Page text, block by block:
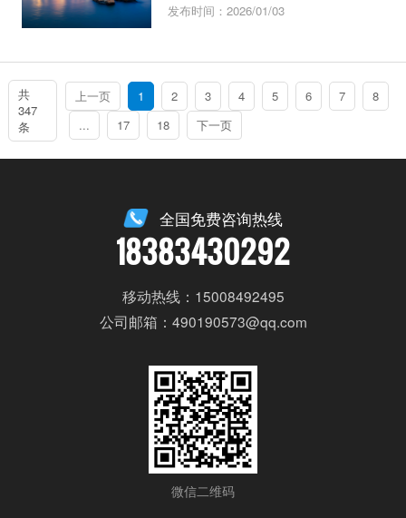
发布时间：2026/01/03
共
347
条
上一页 1 2 3 4 5 6 7
8
...
17 18 下一页
全国免费咨询热线
18383430292
移动热线：15008492495
公司邮箱：490190573@qq.com
微信二维码